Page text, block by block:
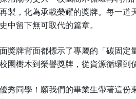
製，化為承載榮耀的獎牌。每一道
中留下無可取代的篇章。
獎牌背面都標示了專屬的「碳固定
園樹木到榮譽獎牌，從資源循環到
秀同學！願我們的畢業生帶著這份